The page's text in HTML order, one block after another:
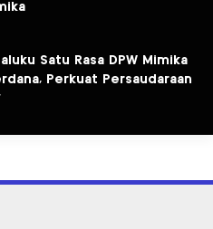
Satu Rasa DPW Mimika
Perkuat Persaudaraan